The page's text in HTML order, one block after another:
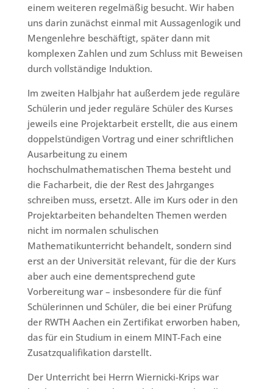
einem weiteren regelmäßig besucht. Wir haben
uns darin zunächst einmal mit Aussagenlogik und
Mengenlehre beschäftigt, später dann mit
komplexen Zahlen und zum Schluss mit Beweisen
durch vollständige Induktion.
Im zweiten Halbjahr hat außerdem jede reguläre
Schülerin und jeder reguläre Schüler des Kurses
jeweils eine Projektarbeit erstellt, die aus einem
doppelstündigen Vortrag und einer schriftlichen
Ausarbeitung zu einem
hochschulmathematischen Thema besteht und
die Facharbeit, die der Rest des Jahrganges
schreiben muss, ersetzt. Alle im Kurs oder in den
Projektarbeiten behandelten Themen werden
nicht im normalen schulischen
Mathematikunterricht behandelt, sondern sind
erst an der Universität relevant, für die der Kurs
aber auch eine dementsprechend gute
Vorbereitung war – insbesondere für die fünf
Schülerinnen und Schüler, die bei einer Prüfung
der RWTH Aachen ein Zertifikat erworben haben,
das für ein Studium in einem MINT-Fach eine
Zusatzqualifikation darstellt.
Der Unterricht bei Herrn Wiernicki-Krips war